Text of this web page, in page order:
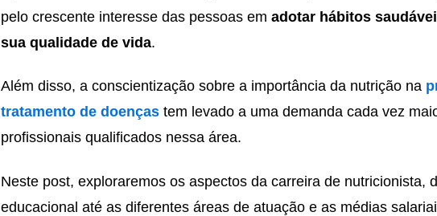
pelo crescente interesse das pessoas em adotar hábitos
sua qualidade de vida.
Além disso, a conscientização sobre a importância da nutrição na
tratamento de doenças tem levado a uma demanda cada vez
profissionais qualificados nessa área.
Neste post, exploraremos os aspectos da carreira de nutricionista,
educacional até as diferentes áreas de atuação e as médias